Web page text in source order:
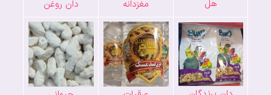
هل مغزدانه دان روغن